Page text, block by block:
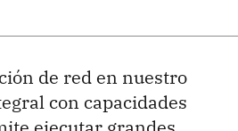
de red en nuestro
con capacidades